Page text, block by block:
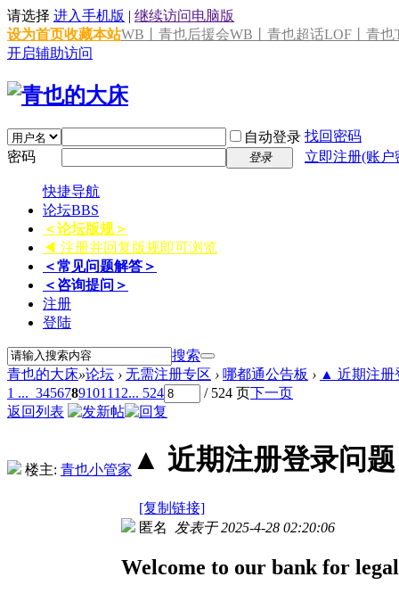
请选择 进入手机版 | 继续访问电脑版
设为首页收藏本站WB丨青也后援会WB丨青也超话LOF丨青也
开启辅助访问
自动登录 找回密码
密码
登录 立即注册(账
快捷导航
论坛BBS
＜论坛版规＞
◀ 注册并回复版规即可浏览
＜常见问题解答＞
＜咨询提问＞
注册
登陆
搜索
青也的大床»论坛 › 无需注册专区 › 哪都通公告板 › ▲ 近期注册
1 ... 34567891011 12... 524 / 524 页下一页
返回列表
楼主: 青也小管家 ▲ 近期注册登录问题
[复制链接]
匿名 发表于 2025-4-28 02:20:06
Welcome to our bank for